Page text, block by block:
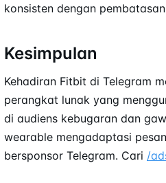
konsisten dengan
Kesimpulan
Kehadiran Fitbit di Telegram
perangkat lunak yang
di audiens kebugaran dan
wearable mengadaptasi
bersponsor Telegram. Cari /